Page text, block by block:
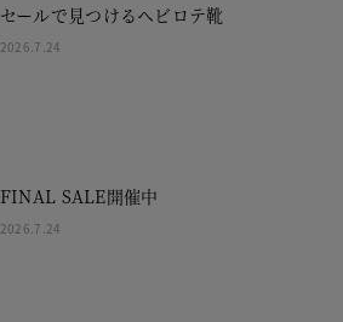
セールで見つけるヘビロテ靴
2026.7.24
FINAL SALE開催中
2026.7.24